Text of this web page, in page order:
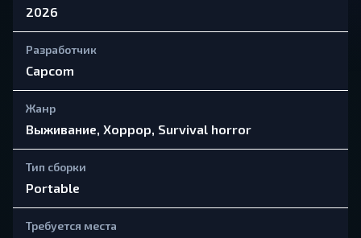
2026
Разработчик
Capcom
Жанр
Выживание, Хоррор, Survival horror
Тип сборки
Portable
Требуется места